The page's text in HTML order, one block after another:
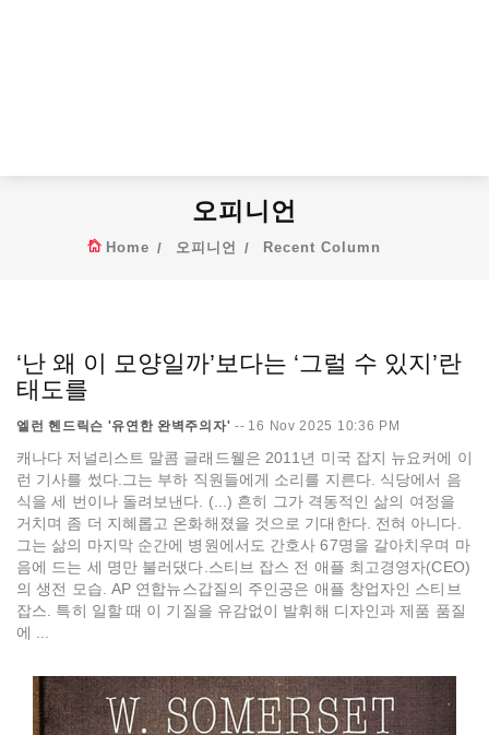
오피니언
Home 오피니언 Recent Column
‘난 왜 이 모양일까’보다는 ‘그럴 수 있지’란
태도를
엘런 헨드릭슨 '유연한 완벽주의자' -- 16 Nov 2025 10:36 PM
캐나다 저널리스트 말콤 글래드웰은 2011년 미국 잡지 뉴요커에 이
런 기사를 썼다.그는 부하 직원들에게 소리를 지른다. 식당에서 음
식을 세 번이나 돌려보낸다. (...) 흔히 그가 격동적인 삶의 여정을
거치며 좀 더 지혜롭고 온화해졌을 것으로 기대한다. 전혀 아니다.
그는 삶의 마지막 순간에 병원에서도 간호사 67명을 갈아치우며 마
음에 드는 세 명만 불러댔다.스티브 잡스 전 애플 최고경영자(CEO)
의 생전 모습. AP 연합뉴스갑질의 주인공은 애플 창업자인 스티브
잡스. 특히 일할 때 이 기질을 유감없이 발휘해 디자인과 제품 품질
에 ...